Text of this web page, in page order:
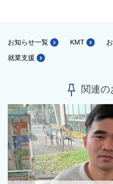
お知らせ一覧 KMT
就業支援
関連の